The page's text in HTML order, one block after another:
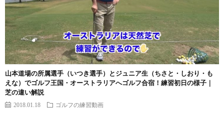
山本道場の所属選手（いつき選手）とジュニア生（ちさと・しおり・も
えな）でゴルフ王国・オーストラリアへゴルフ合宿！練習初日の様子｜
芝の違い解説
2018.01.18 ゴルフの練習動画